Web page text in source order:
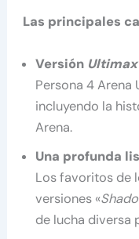
Las principales
Versión Ultimax
Persona 4
incluyendo la
Arena.
Una profunda
Los favoritos de
versiones «
de lucha diversa